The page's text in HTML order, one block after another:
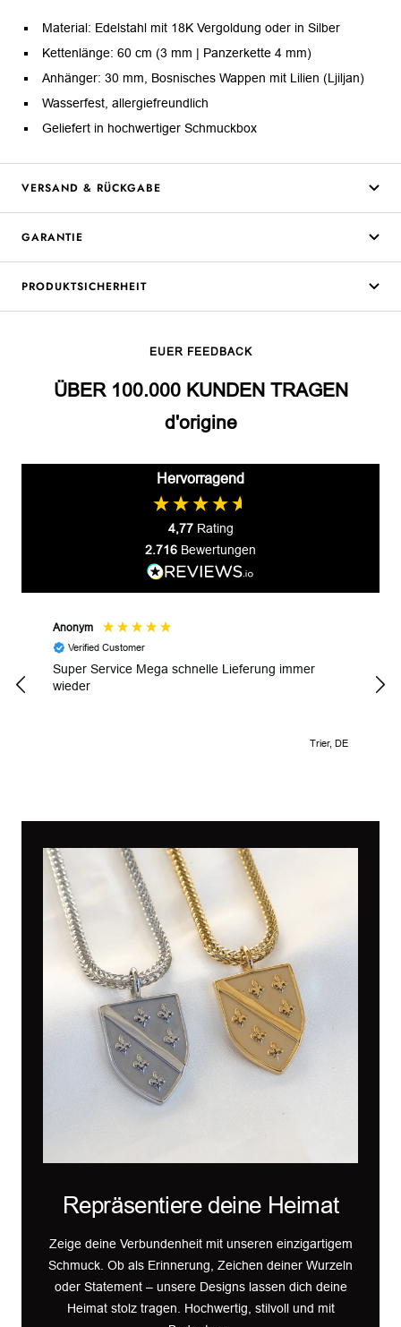
Material: Edelstahl mit 18K Vergoldung oder in Silber
Kettenlänge: 60 cm (3 mm | Panzerkette 4 mm)
Anhänger: 30 mm, Bosnisches Wappen mit Lilien (Ljiljan)
Wasserfest, allergiefreundlich
Geliefert in hochwertiger Schmuckbox
VERSAND & RÜCKGABE
GARANTIE
PRODUKTSICHERHEIT
EUER FEEDBACK
ÜBER 100.000 KUNDEN TRAGEN
d'origine
Hervorragend
4,77 Rating
2.716 Bewertungen
Anonym
Verified Customer
Super Service Mega schnelle Lieferung immer
wieder
Trier, DE
Repräsentiere deine Heimat
Zeige deine Verbundenheit mit unseren einzigartigem
Schmuck. Ob als Erinnerung, Zeichen deiner Wurzeln
oder Statement – unsere Designs lassen dich deine
Heimat stolz tragen. Hochwertig, stilvoll und mit